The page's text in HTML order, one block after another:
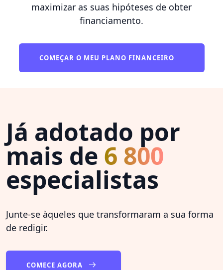
maximizar as suas hipóteses de obter
financiamento.
COMEÇAR O MEU PLANO FINANCEIRO
Já adotado por
mais de 6 800
especialistas
Junte-se àqueles que transformaram a sua forma
de redigir.
COMECE AGORA